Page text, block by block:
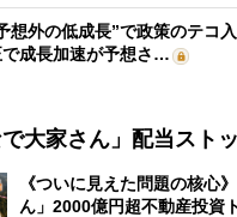
想外の低成長”で政策のテコ
成長加速が予想さ…
で大家さん」配当スト
《ついに見えた問題の核心
ん」2000億円超不動産投資